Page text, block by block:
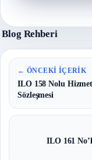
Blog Rehberi
← ÖNCEKI İÇERIK
ILO 158 Nolu
Sözleşmesi
ILO 161